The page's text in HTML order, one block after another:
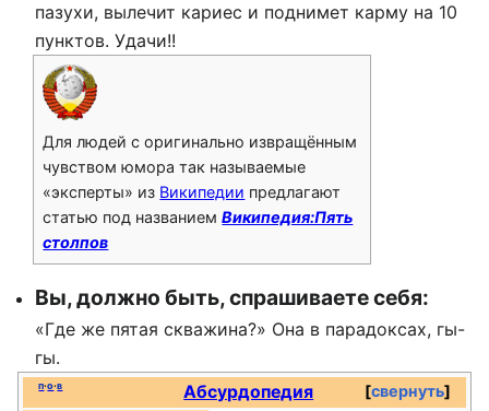
пазухи, вылечит кариес и поднимет карму на 10
пунктов. Удачи!!
Для людей с оригинально извращённым
чувством юмора так называемые
«эксперты» из Википедии предлагают
статью под названиемВикипедия:Пять
столпов
Вы, должно быть, спрашиваете себя:
«Где же пятая скважина?» Она в парадоксах, гы-
гы.
свернуть
п·о·в Абсурдопедия